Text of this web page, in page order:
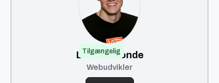
Tilgængelig
Laurits Bonde
Webudvikler